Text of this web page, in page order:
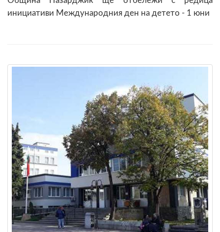
инициативи Международния ден на детето - 1 юни